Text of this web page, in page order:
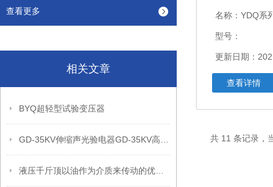
查看更多
相关文章
BYQ超轻型试验变压器
名称： YDQ系列-
型号：
更新日期：
查看详情
共 11 条记录